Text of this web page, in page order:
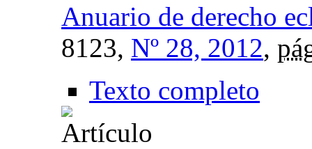
Anuario de derecho
8123, Nº 28, 2012,
Texto completo